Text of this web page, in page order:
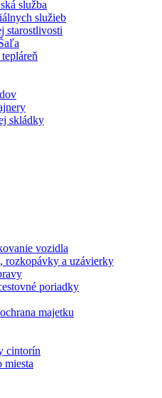
služba
služieb
starostlivosti
skládky
vozidla
rozkopávky a uzávierky
poriadky
majetku
cintorín
miesta